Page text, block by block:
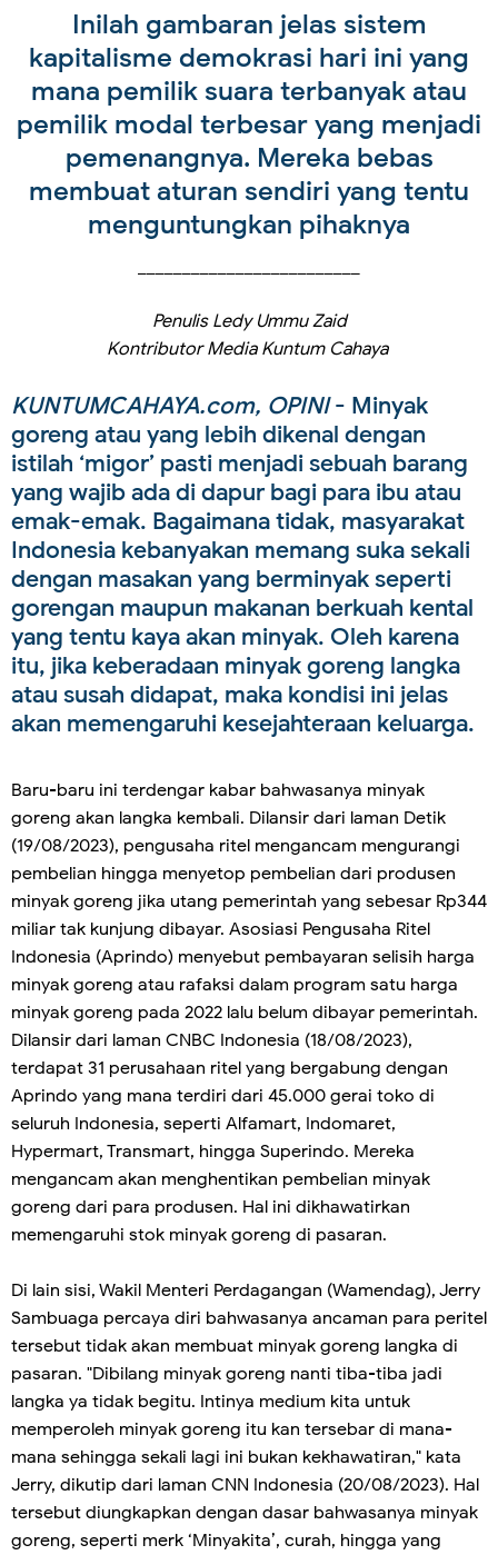
Inilah gambaran jelas sistem
kapitalisme demokrasi hari ini yang
mana pemilik suara terbanyak atau
pemilik modal terbesar yang menjadi
pemenangnya. Mereka bebas
membuat aturan sendiri yang tentu
menguntungkan pihaknya
Penulis Ledy Ummu Zaid
Kontributor Media Kuntum Cahaya
KUNTUMCAHAYA.com, OPINI- Minyak
goreng atau yang lebih dikenal dengan
istilah ‘migor’ pasti menjadi sebuah barang
yang wajib ada di dapur bagi para ibu atau
emak-emak. Bagaimana tidak, masyarakat
Indonesia kebanyakan memang suka sekali
dengan masakan yang berminyak seperti
gorengan maupun makanan berkuah kental
yang tentu kaya akan minyak. Oleh karena
itu, jika keberadaan minyak goreng langka
atau susah didapat, maka kondisi ini jelas
akan memengaruhi kesejahteraan keluarga.
Baru-baru ini terdengar kabar bahwasanya minyak
goreng akan langka kembali. Dilansir dari laman Detik
(19/08/2023), pengusaha ritel mengancam mengurangi
pembelian hingga menyetop pembelian dari produsen
minyak goreng jika utang pemerintah yang sebesar Rp344
miliar tak kunjung dibayar. Asosiasi Pengusaha Ritel
Indonesia (Aprindo) menyebut pembayaran selisih harga
minyak goreng atau rafaksi dalam program satu harga
minyak goreng pada 2022 lalu belum dibayar pemerintah.
Dilansir dari laman CNBC Indonesia (18/08/2023),
terdapat 31 perusahaan ritel yang bergabung dengan
Aprindo yang mana terdiri dari 45.000 gerai toko di
seluruh Indonesia, seperti Alfamart, Indomaret,
Hypermart, Transmart, hingga Superindo. Mereka
mengancam akan menghentikan pembelian minyak
goreng dari para produsen. Hal ini dikhawatirkan
memengaruhi stok minyak goreng di pasaran.
Di lain sisi, Wakil Menteri Perdagangan (Wamendag), Jerry
Sambuaga percaya diri bahwasanya ancaman para peritel
tersebut tidak akan membuat minyak goreng langka di
pasaran. "Dibilang minyak goreng nanti tiba-tiba jadi
langka ya tidak begitu. Intinya medium kita untuk
memperoleh minyak goreng itu kan tersebar di mana-
mana sehingga sekali lagi ini bukan kekhawatiran," kata
Jerry, dikutip dari laman CNN Indonesia (20/08/2023). Hal
tersebut diungkapkan dengan dasar bahwasanya minyak
goreng, seperti merk ‘Minyakita’, curah, hingga yang